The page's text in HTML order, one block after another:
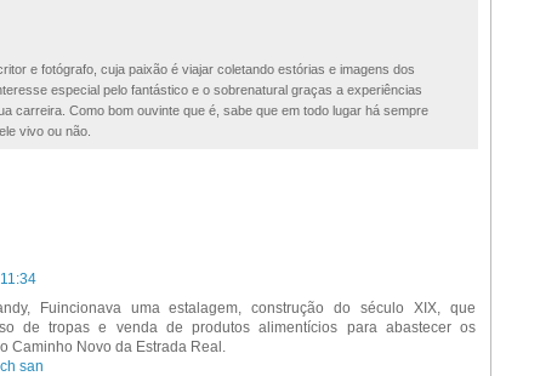
e fotógrafo, cuja paixão é viajar coletando estórias e imagens dos
especial pelo fantástico e o sobrenatural graças a experiências
carreira. Como bom ouvinte que é, sabe que em todo lugar há sempre
vivo ou não.
Fuincionava uma estalagem, construção do século XIX, que
de tropas e venda de produtos alimentícios para abastecer os
Caminho Novo da Estrada Real.
san